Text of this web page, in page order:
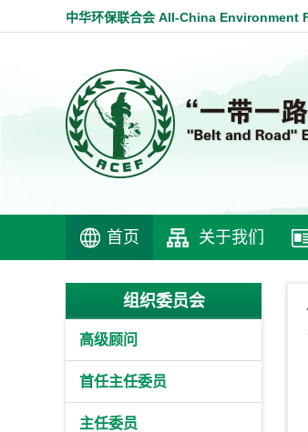
中华环保联合会 All-China Environment
首页 关于我们
组织委员会
高级顾问
首任主任委员
主任委员